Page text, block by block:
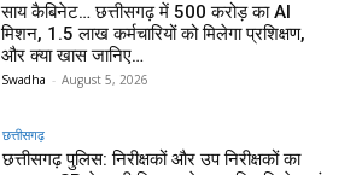
साय कैबिनेट… छत्तीसगढ़ में 500 करोड़ का AI
मिशन, 1.5 लाख कर्मचारियों को मिलेगा प्रशिक्षण,
और क्या खास जानिए…
Swadha - August 5, 2026
छत्तीसगढ़
छत्तीसगढ़ पुलिस: निरीक्षकों और उप निरीक्षकों का